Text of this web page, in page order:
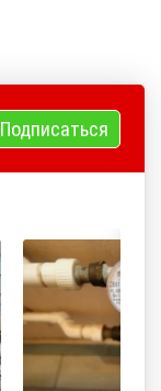
Подписаться